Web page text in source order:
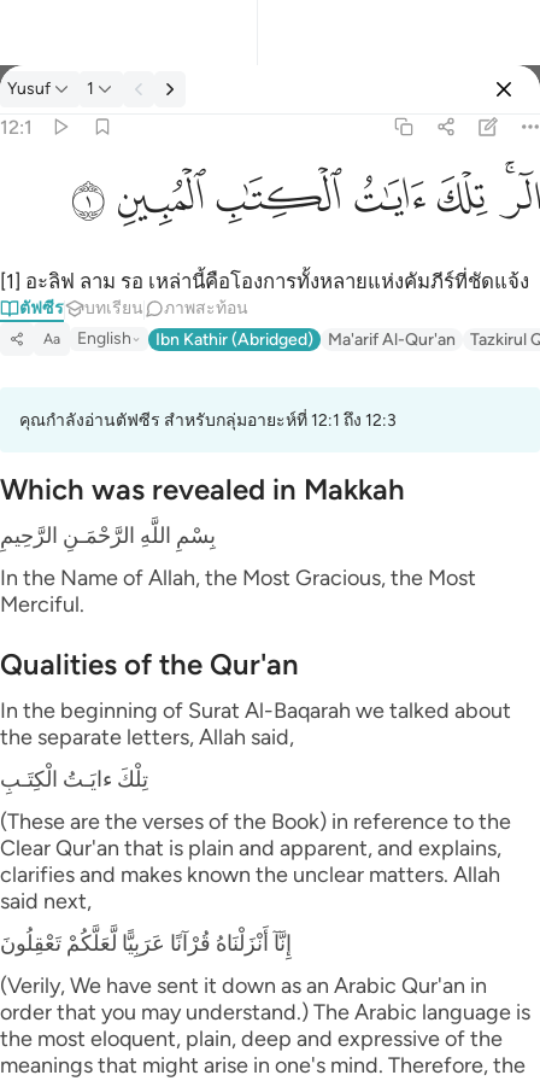
ตัฟซีร: Yusuf 12:1
Yusuf 1
12:1
الر تلك ايات الكتاب المبين ١
الٓر ۚ تِلْكَ ءَايَـٰتُ ٱلْكِتَـٰبِ ٱلْمُبِينِ ١
ﲒﲓﲔﲕﲖﲗﲘ
[1] อะลิฟ ลาม รอ เหล่านี้คือโองการทั้งหลายแห่งคัมภีร์ที่ชัดแจ้ง
ตัฟซีร บทเรียน ภาพสะท้อน
Aa English Ibn Kathir (Abridged) Ma'arif Al-Qur'an Tazkirul
คุณกำลังอ่านตัฟซีร สำหรับกลุ่มอายะห์ที่ 12:1 ถึง 12:3
Which was revealed in Makkah
بِسْمِ اللَّهِ الرَّحْمَـنِ الرَّحِيمِ
In the Name of Allah, the Most Gracious, the Most
Merciful.
Qualities of the Qur'an
In the beginning of Surat Al-Baqarah we talked about
the separate letters, Allah said,
تِلْكَ ءايَـتُ الْكِتَـبِ
(These are the verses of the Book) in reference to the
Clear Qur'an that is plain and apparent, and explains,
clarifies and makes known the unclear matters. Allah
said next,
إِنَّآ أَنْزَلْنَاهُ قُرْآنًا عَرَبِيًّا لَّعَلَّكُمْ تَعْقِلُونَ
(Verily, We have sent it down as an Arabic Qur'an in
order that you may understand.) The Arabic language is
the most eloquent, plain, deep and expressive of the
meanings that might arise in one's mind. Therefore, the